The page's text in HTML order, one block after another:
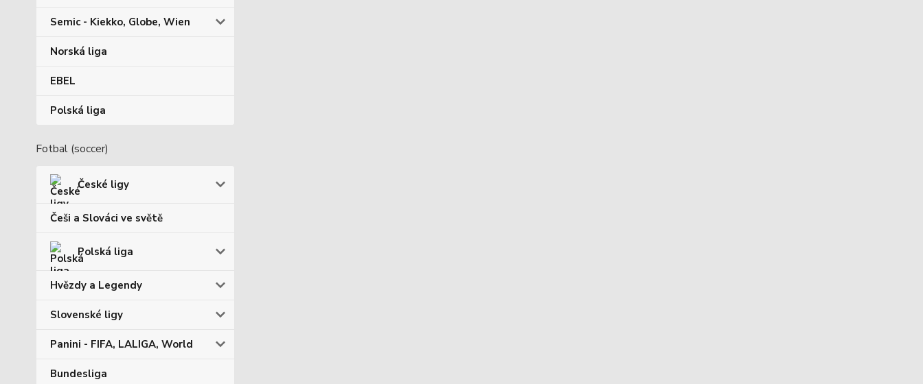
Semic - Kiekko, Globe, Wien
Norská liga
EBEL
Polská liga
Fotbal (soccer)
České ligy
Češi a Slováci ve světě
Polská liga
Hvězdy a Legendy
Slovenské ligy
Panini - FIFA, LALIGA, World
Bundesliga